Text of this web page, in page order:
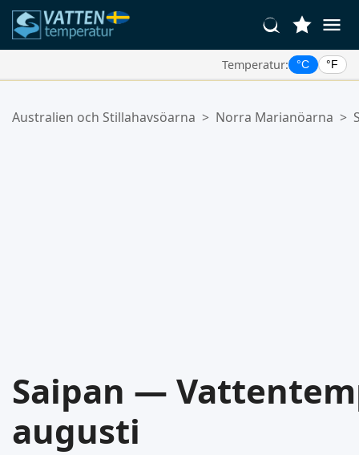
Temperatur: °C °F
Din favoritlista är tom.
Australien och Stillahavsöarna > Norra Marianöarna >
Saipan —
augusti